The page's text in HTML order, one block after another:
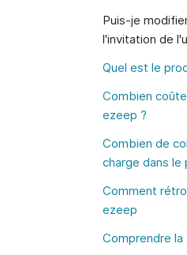
Puis-je
l'invitation de
Quel est le
Combien
ezeep ?
Combien de
charge dans le
Comment
ezeep
Comprendre